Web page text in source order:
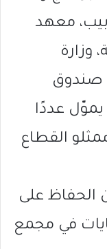
معهد
وزارة
صندوق
يموّل عددًا
القطاع
الحفاظ على
في مجمع